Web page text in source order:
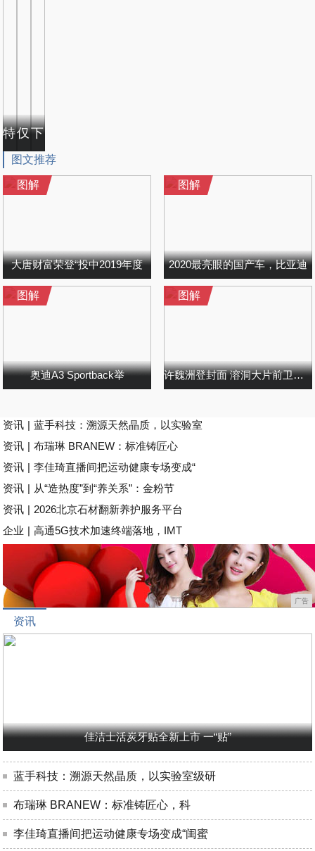
特斯拉Model Y部分信息曝光 确切长仅售79900元起 全新一代瑞虎7这次月下一代奥迪新A4独家假想图！全新A3轿跑
图文推荐
图解
大唐财富荣登“投中2019年度
图解
2020最亮眼的国产车，比亚迪
图解
奥迪A3 Sportback举
图解
许魏洲登封面 溶洞大片前卫摩登
资讯 | 蓝手科技：溯源天然晶质，以实验室
资讯 | 布瑞琳 BRANEW：标准铸匠心
资讯 | 李佳琦直播间把运动健康专场变成“
资讯 | 从“造热度”到“养关系”：金粉节
资讯 | 2026北京石材翻新养护服务平台
企业 | 高通5G技术加速终端落地，IMT
广告
资讯
佳洁士活炭牙贴全新上市 一“贴”
蓝手科技：溯源天然晶质，以实验室级研
布瑞琳 BRANEW：标准铸匠心，科
李佳琦直播间把运动健康专场变成“闺蜜